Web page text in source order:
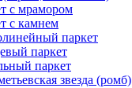
с мрамором
с камнем
паркет
паркет
паркет
звезда (ромб)